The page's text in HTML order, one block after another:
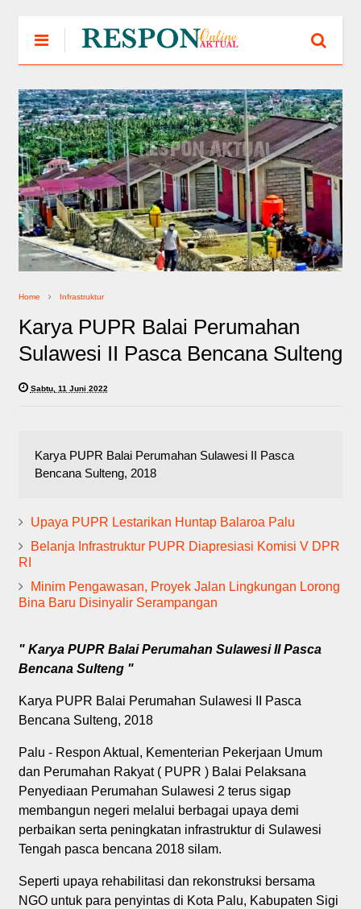
Home Infrastruktur
Karya PUPR Balai Perumahan
Sulawesi II Pasca Bencana Sulteng
Sabtu, 11 Juni 2022
Karya PUPR Balai Perumahan Sulawesi II Pasca
Bencana Sulteng, 2018
Upaya PUPR Lestarikan Huntap Balaroa Palu
Belanja Infrastruktur PUPR Diapresiasi Komisi V DPR
RI
Minim Pengawasan, Proyek Jalan Lingkungan Lorong
Bina Baru Disinyalir Serampangan
" Karya PUPR Balai Perumahan Sulawesi II Pasca
Bencana Sulteng "
Karya PUPR Balai Perumahan Sulawesi II Pasca
Bencana Sulteng, 2018
Palu - Respon Aktual, Kementerian Pekerjaan Umum
dan Perumahan Rakyat ( PUPR ) Balai Pelaksana
Penyediaan Perumahan Sulawesi 2 terus sigap
membangun negeri melalui berbagai upaya demi
perbaikan serta peningkatan infrastruktur di Sulawesi
Tengah pasca bencana 2018 silam.
Seperti upaya rehabilitasi dan rekonstruksi bersama
NGO untuk para penyintas di Kota Palu, Kabupaten Sigi